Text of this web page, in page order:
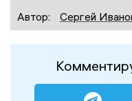
Автор:
Сергей